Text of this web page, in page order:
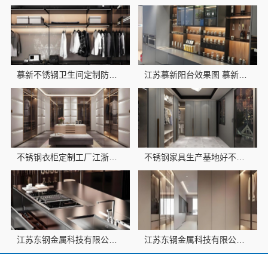
慕新不锈钢卫生间定制防潮防火方案
不锈钢衣柜定制工厂江浙沪-江苏东钢金属科技
江苏东钢金属科技有限公司：兴化全屋不锈钢定制生产基地探访